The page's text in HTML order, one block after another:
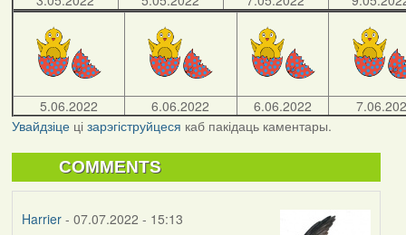
5.06.2022 6.06.2022 6.06.2022
Увайдзіцеці зарэгіструйцеся каб пакідаць каментары.
COMMENTS
Harrier- 07.07.2022 - 15:13